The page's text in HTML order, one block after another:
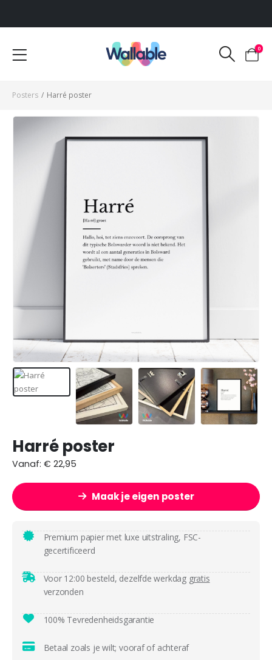
Voor 12:00 uur besteld, dezelfde werkdag verzonden
0
Posters / Harré poster
Harré poster
Vanaf: € 22,95
Maak je eigen poster
Premium papier met luxe uitstraling, FSC-
gecertificeerd
Voor 12:00 besteld, dezelfde werkdag gratis
verzonden
100% Tevredenheidsgarantie
Betaal zoals je wilt; vooraf of achteraf